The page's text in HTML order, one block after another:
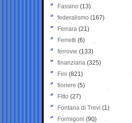
Fassino (13)
federalismo (167)
Ferrara (21)
Ferretti (6)
ferrovie (133)
finanziaria (325)
Fini (821)
fioriere (5)
Fitto (27)
Fontana di Trevi (1)
Formigoni (90)